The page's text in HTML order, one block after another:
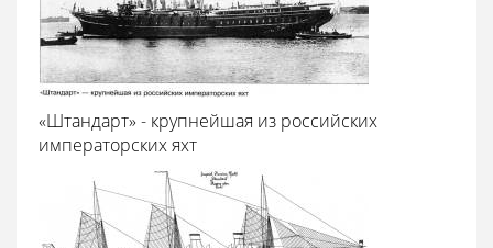
«Штандарт» - крупнейшая из российских
императорских яхт